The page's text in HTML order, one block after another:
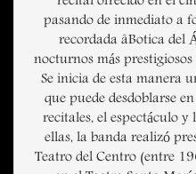
pasando de inmediato a
recordada âBotica del
nocturnos más prestigiosos
Se inicia de esta manera
que puede desdoblarse
recitales, el espectáculo
ellas, la banda realizó
Teatro del Centro (entre